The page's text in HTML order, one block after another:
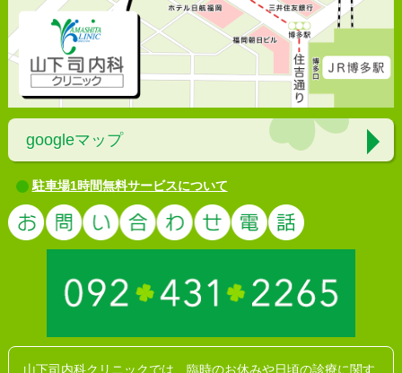
googleマップ
駐車場1時間無料サービスについて
お問い合
山下司内科クリニックでは、臨時のお休みや日頃の診療に関す